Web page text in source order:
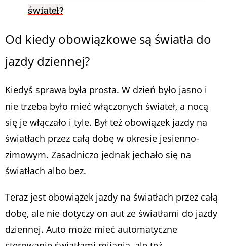
świateł?
Od kiedy obowiązkowe są światła do
jazdy dziennej?
Kiedyś sprawa była prosta. W dzień było jasno i
nie trzeba było mieć włączonych świateł, a nocą
się je włączało i tyle. Był też obowiązek jazdy na
światłach przez całą dobę w okresie jesienno-
zimowym. Zasadniczo jednak jechało się na
światłach albo bez.
Teraz jest obowiązek jazdy na światłach przez całą
dobę, ale nie dotyczy on aut ze światłami do jazdy
dziennej. Auto może mieć automatyczne